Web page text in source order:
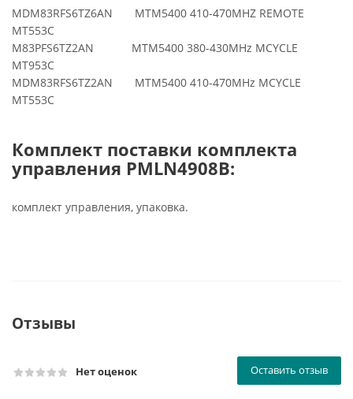
MDM83RFS6TZ6AN MTM5400 410-470MHZ REMOTE
MT553C
M83PFS6TZ2AN MTM5400 380-430MHz MCYCLE
MT953C
MDM83RFS6TZ2AN MTM5400 410-470MHz MCYCLE
MT553C
Комплект поставки комплекта
управления PMLN4908B:
комплект управления, упаковка.
Отзывы
Нет оценок Оставить отзыв